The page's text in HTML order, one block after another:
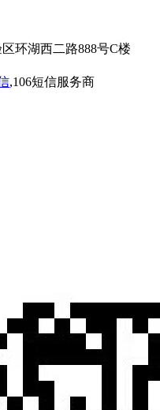
环湖西二路888号C楼
,106短信服务商